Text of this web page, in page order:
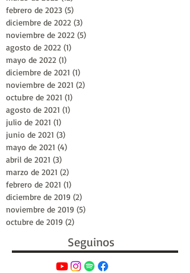
febrero de 2023 (5)
diciembre de 2022 (3)
noviembre de 2022 (5)
agosto de 2022 (1)
mayo de 2022 (1)
diciembre de 2021 (1)
noviembre de 2021 (2)
octubre de 2021 (1)
agosto de 2021 (1)
julio de 2021 (1)
junio de 2021 (3)
mayo de 2021 (4)
abril de 2021 (3)
marzo de 2021 (2)
febrero de 2021 (1)
diciembre de 2019 (2)
noviembre de 2019 (5)
octubre de 2019 (2)
Seguinos